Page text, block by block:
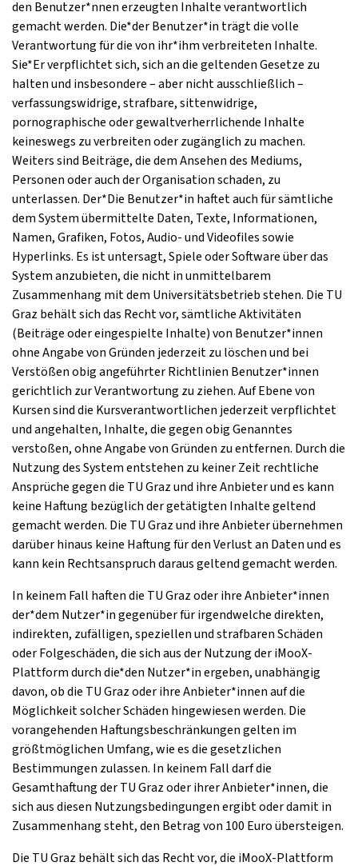
den Benutzer*nnen erzeugten Inhalte verantwortlich
gemacht werden. Die*der Benutzer*in trägt die volle
Verantwortung für die von ihr*ihm verbreiteten Inhalte.
Sie*Er verpflichtet sich, sich an die geltenden Gesetze zu
halten und insbesondere – aber nicht ausschließlich –
verfassungswidrige, strafbare, sittenwidrige,
pornographische oder gewaltverherrlichende Inhalte
keineswegs zu verbreiten oder zugänglich zu machen.
Weiters sind Beiträge, die dem Ansehen des Mediums,
Personen oder auch der Organisation schaden, zu
unterlassen. Der*Die Benutzer*in haftet auch für sämtliche
dem System übermittelte Daten, Texte, Informationen,
Namen, Grafiken, Fotos, Audio- und Videofiles sowie
Hyperlinks. Es ist untersagt, Spiele oder Software über das
System anzubieten, die nicht in unmittelbarem
Zusammenhang mit dem Universitätsbetrieb stehen. Die TU
Graz behält sich das Recht vor, sämtliche Aktivitäten
(Beiträge oder eingespielte Inhalte) von Benutzer*innen
ohne Angabe von Gründen jederzeit zu löschen und bei
Verstößen obig angeführter Richtlinien Benutzer*innen
gerichtlich zur Verantwortung zu ziehen. Auf Ebene von
Kursen sind die Kursverantwortlichen jederzeit verpflichtet
und angehalten, Inhalte, die gegen obig Genanntes
verstoßen, ohne Angabe von Gründen zu entfernen. Durch die
Nutzung des System entstehen zu keiner Zeit rechtliche
Ansprüche gegen die TU Graz und ihre Anbieter und es kann
keine Haftung bezüglich der getätigten Inhalte geltend
gemacht werden. Die TU Graz und ihre Anbieter übernehmen
darüber hinaus keine Haftung für den Verlust an Daten und es
kann kein Rechtsanspruch daraus geltend gemacht werden.
In keinem Fall haften die TU Graz oder ihre Anbieter*innen
der*dem Nutzer*in gegenüber für irgendwelche direkten,
indirekten, zufälligen, speziellen und strafbaren Schäden
oder Folgeschäden, die sich aus der Nutzung der iMooX-
Plattform durch die*den Nutzer*in ergeben, unabhängig
davon, ob die TU Graz oder ihre Anbieter*innen auf die
Möglichkeit solcher Schäden hingewiesen werden. Die
vorangehenden Haftungsbeschränkungen gelten im
größtmöglichen Umfang, wie es die gesetzlichen
Bestimmungen zulassen. In keinem Fall darf die
Gesamthaftung der TU Graz oder ihrer Anbieter*innen, die
sich aus diesen Nutzungsbedingungen ergibt oder damit in
Zusammenhang steht, den Betrag von 100 Euro übersteigen.
Die TU Graz behält sich das Recht vor, die iMooX-Plattform